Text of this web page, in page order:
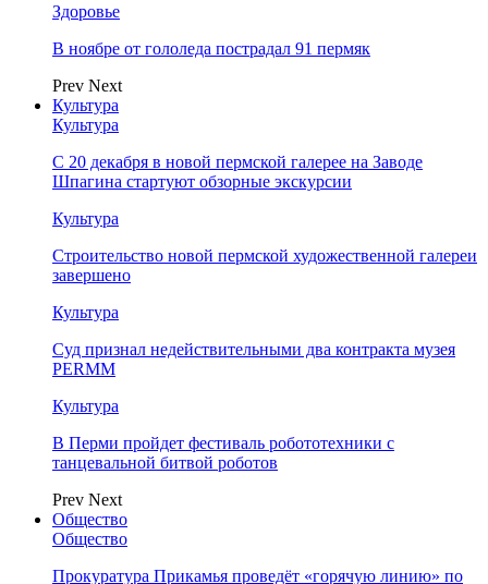
Здоровье
В ноябре от гололеда пострадал 91 пермяк
Prev Next
Культура
Культура
С 20 декабря в новой пермской галерее на Заводе
Шпагина стартуют обзорные экскурсии
Культура
Строительство новой пермской художественной галереи
завершено
Культура
Суд признал недействительными два контракта музея
PERMM
Культура
В Перми пройдет фестиваль робототехники с
танцевальной битвой роботов
Prev Next
Общество
Общество
Прокуратура Прикамья проведёт «горячую линию» по